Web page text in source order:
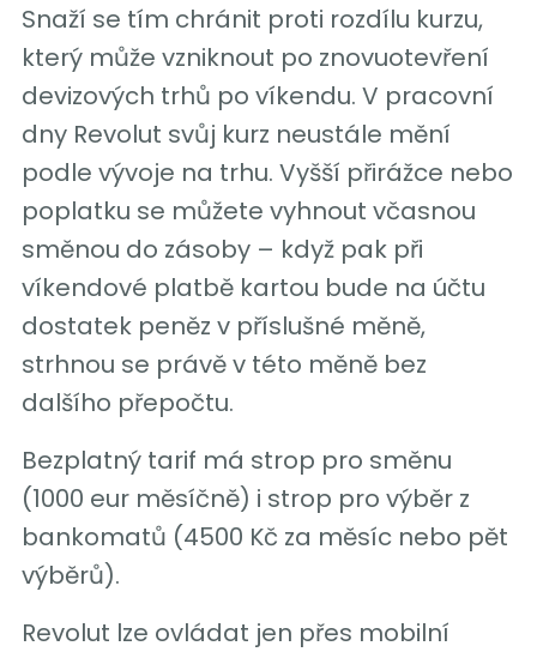
Snaží se tím chránit proti rozdílu kurzu,
který může vzniknout po znovuotevření
devizových trhů po víkendu. V pracovní
dny Revolut svůj kurz neustále mění
podle vývoje na trhu. Vyšší přirážce nebo
poplatku se můžete vyhnout včasnou
směnou do zásoby – když pak při
víkendové platbě kartou bude na účtu
dostatek peněz v příslušné měně,
strhnou se právě v této měně bez
dalšího přepočtu.
Bezplatný tarif má strop pro směnu
(1000 eur měsíčně) i strop pro výběr z
bankomatů (4500 Kč za měsíc nebo pět
výběrů).
Revolut lze ovládat jen přes mobilní